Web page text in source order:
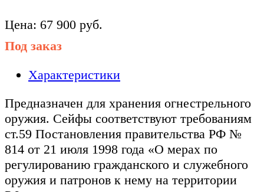
Цена: 67 900 руб.
Под заказ
Характеристики
Предназначен для хранения огнестрельного
оружия. Сейфы соответствуют требованиям
ст.59 Постановления правительства РФ №
814 от 21 июля 1998 года «О мерах по
регулированию гражданского и служебного
оружия и патронов к нему на территории